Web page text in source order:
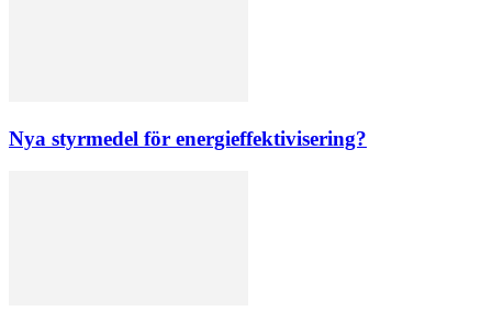
Nya styrmedel för energieffektivisering?